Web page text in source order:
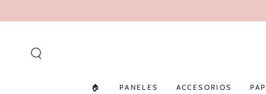
🏠 PANELES ACCESORIOS